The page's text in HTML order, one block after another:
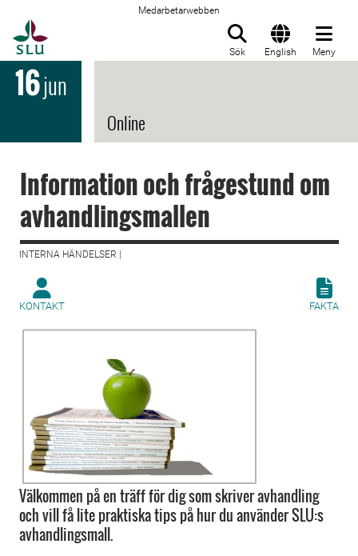
Medarbetarwebben
Sök English Meny
16jun
Online
Information och frågestund om
avhandlingsmallen
INTERNA HÄNDELSER |
KONTAKT FAKTA
Välkommen på en träff för dig som skriver avhandling
och vill få lite praktiska tips på hur du använder SLU:s
avhandlingsmall.